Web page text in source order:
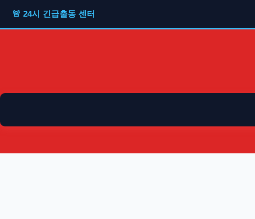
🚨 24시 긴급출동 센터